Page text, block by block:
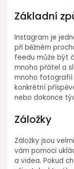
Základní
Instagram je
při běžném
feedu může být
mnoho přátel a
mnoho fotografií
konkrétní
nebo dokonce
Záložky
Záložky jsou
vám pomoci
a videa. Pokud